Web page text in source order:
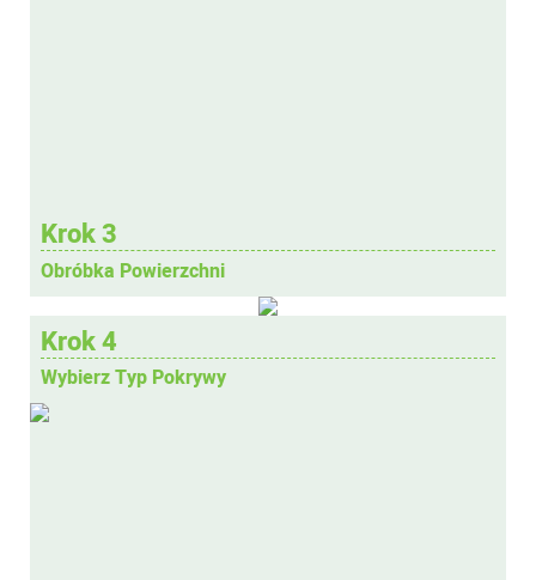
Krok 3
Obróbka Powierzchni
Krok 4
Wybierz Typ Pokrywy